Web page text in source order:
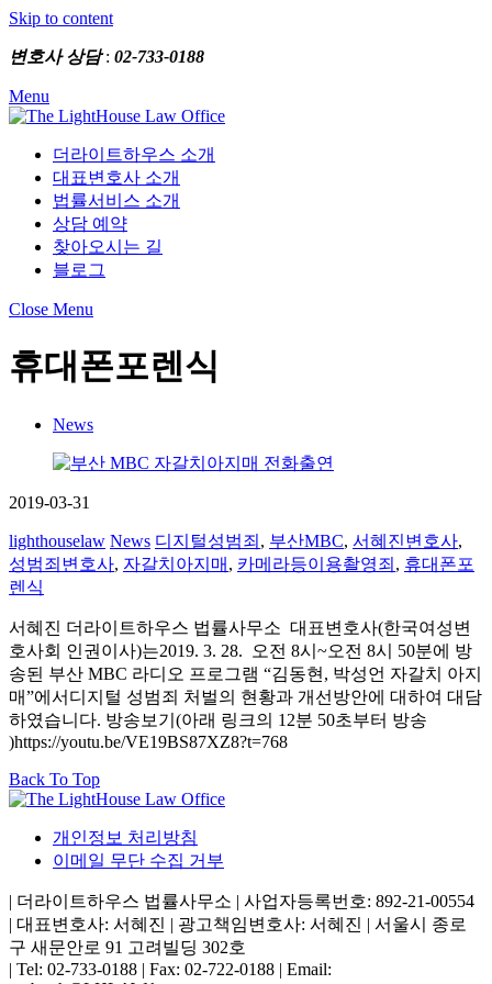
Skip to content
변호사 상담: 02-733-0188
Menu
더라이트하우스 소개
대표변호사 소개
법률서비스 소개
상담 예약
찾아오시는 길
블로그
Close Menu
휴대폰포렌식
News
2019-03-31
lighthouselaw News 디지털성범죄 , 부산MBC, 서혜진변호사,
성범죄변호사, 자갈치아지매 , 카메라등이용촬영죄 , 휴대폰포
렌식
서혜진 더라이트하우스 법률사무소 대표변호사(한국여성변
호사회 인권이사)는2019. 3. 28. 오전 8시~오전 8시 50분에 방
송된 부산 MBC 라디오 프로그램 “김동현, 박성언 자갈치 아지
매”에서디지털 성범죄 처벌의 현황과 개선방안에 대하여 대담
하였습니다. 방송보기(아래 링크의 12분 50초부터 방송
)https://youtu.be/VE19BS87XZ8?t=768
Back To Top
개인정보 처리방침
이메일 무단 수집 거부
| 더라이트하우스 법률사무소 | 사업자등록번호: 892-21-00554
| 대표변호사: 서혜진 | 광고책임변호사: 서혜진 | 서울시 종로
구 새문안로 91 고려빌딩 302호
| Tel: 02-733-0188 | Fax: 02-722-0188 | Email: